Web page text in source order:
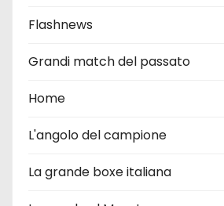
Flashnews
Grandi match del passato
Home
L'angolo del campione
La grande boxe italiana